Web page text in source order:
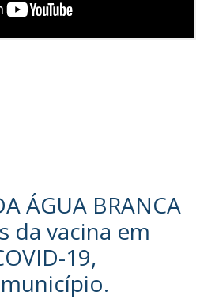
ÁGUA BRANCA
da vacina em
19,